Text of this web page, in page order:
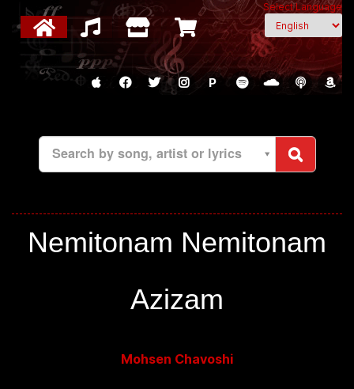
Select Language
P
Search by song, artist or lyrics
Nemitonam Nemitonam
Azizam
Mohsen Chavoshi